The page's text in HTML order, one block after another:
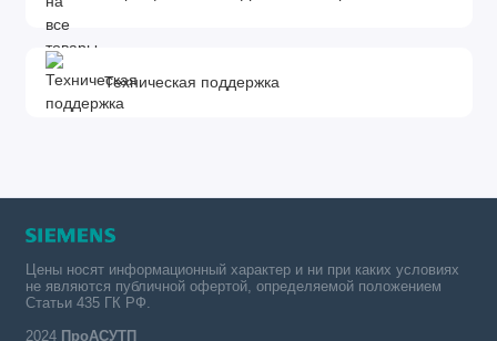
Техническая поддержка
Цены носят информационный характер и ни при каких условиях
не являются публичной офертой, определяемой положением
Статьи 435 ГК РФ.
2024 ПроАСУТП